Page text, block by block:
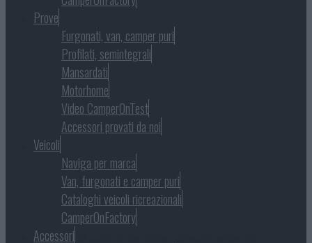
Prove
Furgonati, van, camper puri
Profilati, semintegrali
Mansardati
Motorhome
Video CamperOnTest
Accessori provati da noi
Veicoli
Naviga per marca
Van, furgonati e camper puri
Cataloghi veicoli ricreazionali
CamperOnFactory
Accessori